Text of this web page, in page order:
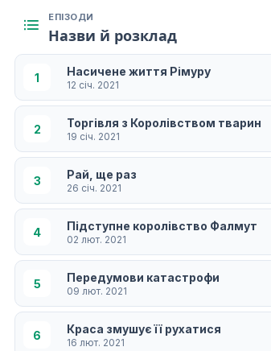
ЕПІЗОДИ
Назви й розклад
1 Насичене життя Рімуру
12 січ. 2021
2 Торгівля з Королівством тварин
19 січ. 2021
3 Рай, ще раз
26 січ. 2021
4 Підступне королівство Фалмут
02 лют. 2021
5 Передумови катастрофи
09 лют. 2021
6 Краса змушує її рухатися
16 лют. 2021